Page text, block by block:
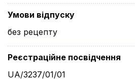
Умови відпуску
без рецепту
Реєстраційне посвідчення
UA/3237/01/01